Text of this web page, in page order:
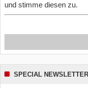
und stimme diesen zu.
SPECIAL